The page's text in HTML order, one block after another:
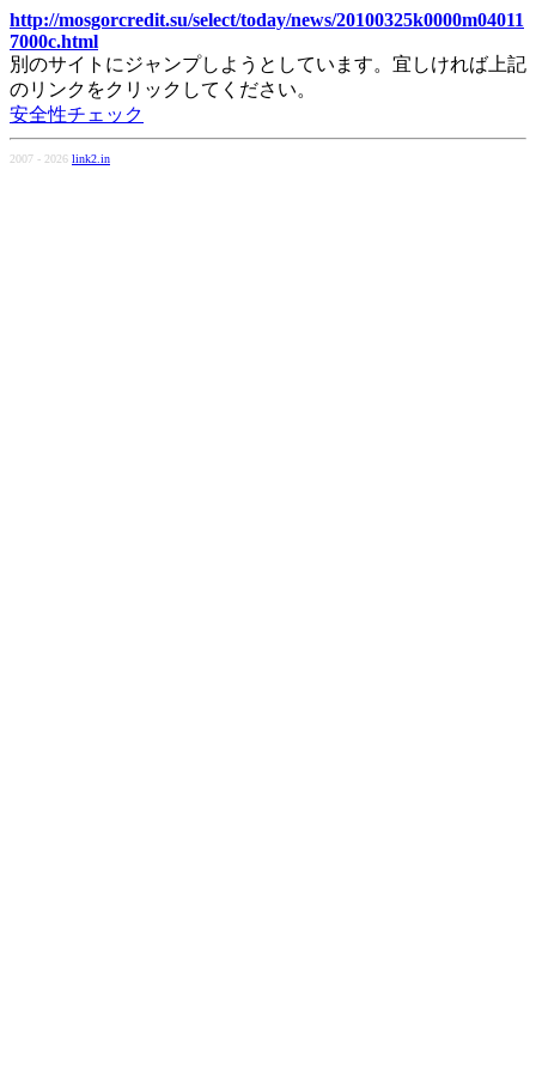
http://mosgorcredit.su/select/today/news/20100325k0000m04011
7000c.html
別のサイトにジャンプしようとしています。宜しければ上記
のリンクをクリックしてください。
安全性チェック
2007 - 2026 link2.in